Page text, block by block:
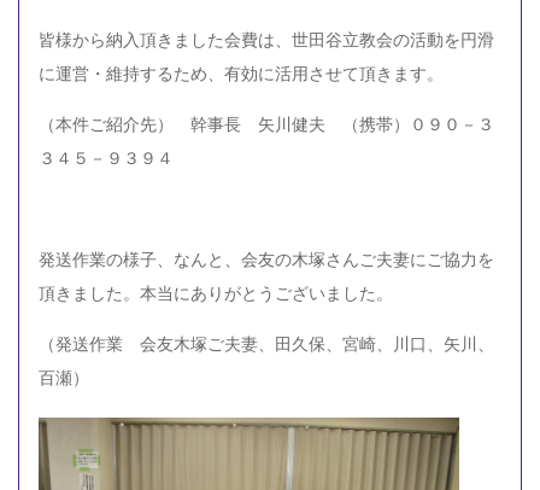
皆様から納入頂きました会費は、世田谷立教会の活動を円滑
に運営・維持するため、有効に活用させて頂きます。
（本件ご紹介先） 幹事長 矢川健夫 （携帯）０９０－３
３４５－９３９４
発送作業の様子、なんと、会友の木塚さんご夫妻にご協力を
頂きました。本当にありがとうございました。
（発送作業 会友木塚ご夫妻、田久保、宮崎、川口、矢川、
百瀬）